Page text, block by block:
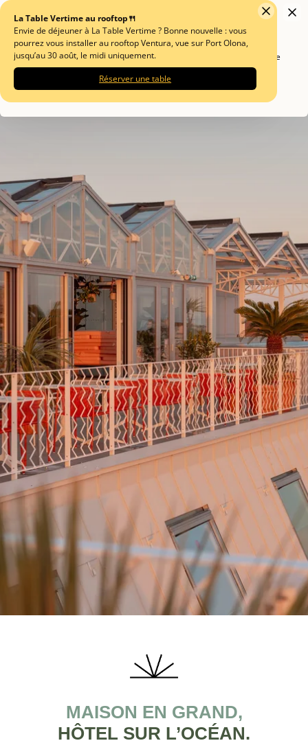
🌟 Meilleur tarif garanti en réservant directement sur notre site officiel !
MAISON EN GRAND,
HÔTEL SUR L’OCÉAN.